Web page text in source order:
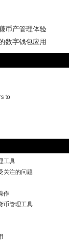
币产管理体验
数字钱包应用
to
工具
关注的问题
作
币管理工具